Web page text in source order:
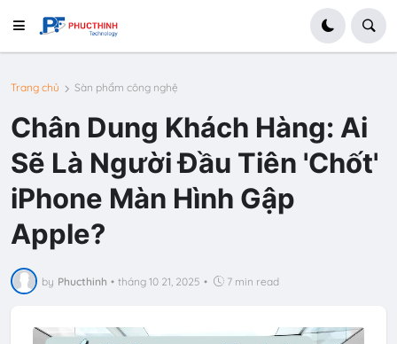
Trang chủ Sàn phẩm công nghệ
Chân Dung Khách Hàng: Ai
Sẽ Là Người Đầu Tiên 'Chốt'
iPhone Màn Hình Gập
Apple?
by Phucthinh • tháng 10 21, 2025 • 7 min read